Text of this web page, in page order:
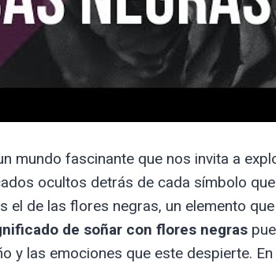
mundo fascinante que nos invita a
ocultos detrás de cada símbolo
el de las flores negras, un elemento
de soñar con flores negras
y las emociones que este despierte.